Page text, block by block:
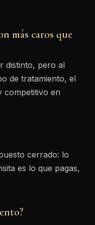
más caros que
distinto, pero al
de tratamiento, el
competitivo en
cerrado: lo
es lo que pagas,